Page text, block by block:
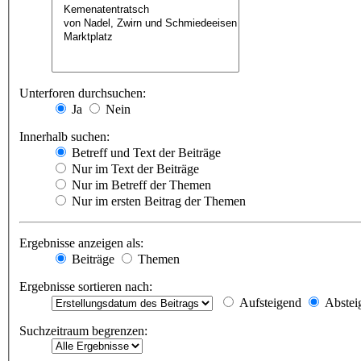
Unterforen durchsuchen:
Ja
Nein
Innerhalb suchen:
Betreff und Text der Beiträge
Nur im Text der Beiträge
Nur im Betreff der Themen
Nur im ersten Beitrag der Themen
Ergebnisse anzeigen als:
Beiträge
Themen
Ergebnisse sortieren nach:
Aufsteigend
Suchzeitraum begrenzen: